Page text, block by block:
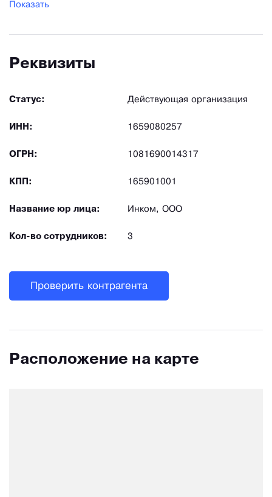
Показать
Реквизиты
Статус: Действующая организация
ИНН: 1659080257
ОГРН: 1081690014317
КПП: 165901001
Название юр лица: Инком, ООО
Кол-во сотрудников: 3
Проверить контрагента
Расположение на карте